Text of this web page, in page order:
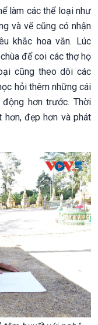
làm các thể loại như
và vẽ cũng có nhận
khắc hoa văn. Lúc
để coi các thợ họ
cũng theo dõi các
hỏi thêm những cái
hơn trước. Thời
đẹp hơn và phát